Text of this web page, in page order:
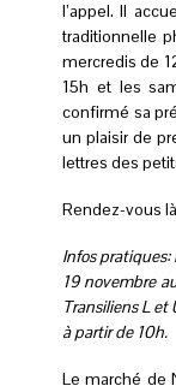
l’appel. Il
traditionnelle
mercredis de
15h et les
confirmé sa
un plaisir de
lettres des
Rendez-vous
Infos pratiques:
19 novembre
Transiliens L et
à partir de 10h.
Le marché de